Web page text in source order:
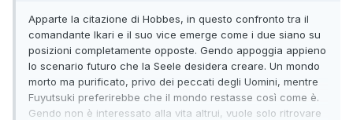
Gendo: "Però intonso dal peccato originale è un mondo
purificato."
Fuyutsuki:"Ambirei ad un mondo in cui vivono gli
uomini,ancorché cosparso di peccati"
Apparte la citazione di Hobbes, in questo confronto tra il
comandante Ikari e il suo vice emerge come i due siano su
posizioni completamente opposte. Gendo appoggia appieno
lo scenario futuro che la Seele desidera creare. Un mondo
morto ma purificato, privo dei peccati degli Uomini, mentre
Fuyutsuki preferirebbe che il mondo restasse così come è.
Gendo non è interessato alla vita altrui, vuole solo ritrovare